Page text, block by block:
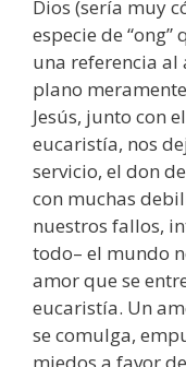
Dios (sería muy
especie de
una referencia
plano
Jesús, junto con
eucaristía, nos
servicio, el don
con muchas
nuestros fallos,
todo– el mundo
amor que se
eucaristía. Un
se comulga,